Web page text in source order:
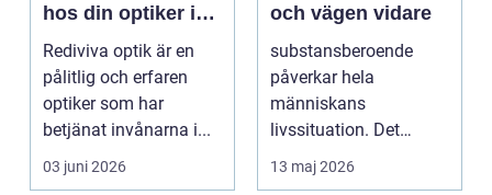
hos din optiker i
Uppsala
Rediviva optik är en
pålitlig och erfaren
optiker som har
betjänat invånarna i...
03 juni 2026
och vägen vidare
substansberoende
påverkar hela
människans
livssituation. Det
handlar sällan bara
om alkohol, narkoti...
13 maj 2026